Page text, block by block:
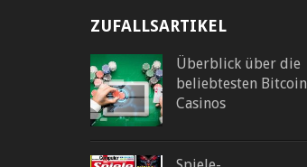
ZUFALLSARTIKEL
Überblick über die
beliebtesten Bitcoin
Casinos